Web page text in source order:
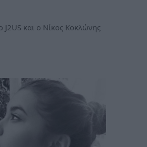
J2US και ο Νίκος Κοκλώνης